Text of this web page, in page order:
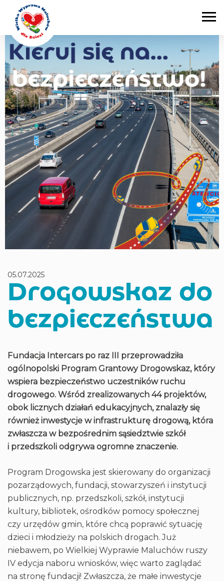
Main Navigation
05.07.2025
Drogowskaz do
bezpieczeństwa
Fundacja Intercars po raz III przeprowadziła
ogólnopolski Program Grantowy Drogowskaz, który
wspiera bezpieczeństwo uczestników ruchu
drogowego. Wśród zrealizowanych 44 projektów,
obok licznych działań edukacyjnych, znalazły się
również inwestycje w infrastrukturę drogową, która
zwłaszcza w bezpośrednim sąsiedztwie szkół
i przedszkoli odgrywa ogromne znaczenie.
Program Drogowska jest skierowany do organizacji
pozarządowych, fundacji, stowarzyszeń i instytucji
publicznych, np. przedszkoli, szkół, instytucji
kultury, bibliotek, ośrodków pomocy społecznej
czy urzędów gmin, które chcą poprawić sytuację
dzieci i młodzieży na polskich drogach. Już
niebawem, po Wielkiej Wyprawie Maluchów ruszy
IV edycja naboru wniosków, więc warto zaglądać
na stronę fundacji! Zwłaszcza, że małe inwestycje